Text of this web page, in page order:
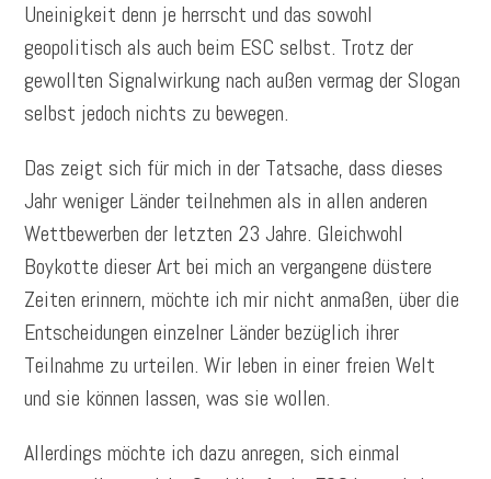
Uneinigkeit denn je herrscht und das sowohl
geopolitisch als auch beim ESC selbst. Trotz der
gewollten Signalwirkung nach außen vermag der Slogan
selbst jedoch nichts zu bewegen.
Das zeigt sich für mich in der Tatsache, dass dieses
Jahr weniger Länder teilnehmen als in allen anderen
Wettbewerben der letzten 23 Jahre. Gleichwohl
Boykotte dieser Art bei mich an vergangene düstere
Zeiten erinnern, möchte ich mir nicht anmaßen, über die
Entscheidungen einzelner Länder bezüglich ihrer
Teilnahme zu urteilen. Wir leben in einer freien Welt
und sie können lassen, was sie wollen.
Allerdings möchte ich dazu anregen, sich einmal